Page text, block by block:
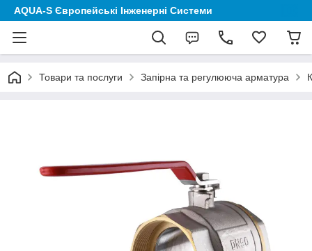
AQUA-S Європейські Інженерні Системи
Товари та послуги Запірна та регулююча арматура